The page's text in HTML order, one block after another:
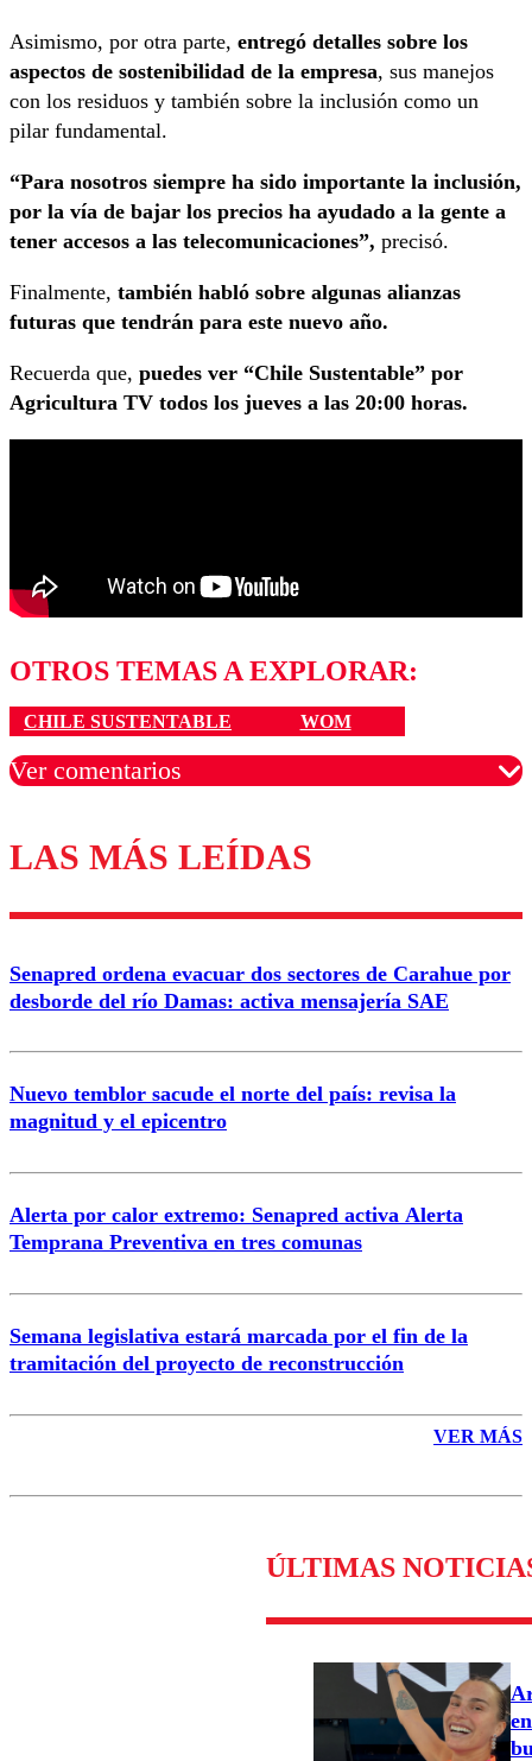
Asimismo, por otra parte, entregó detalles sobre los
aspectos de sostenibilidad de la empresa, sus manejos
con los residuos y también sobre la inclusión como un
pilar fundamental.
“Para nosotros siempre ha sido importante la inclusión,
por la vía de bajar los precios ha ayudado a la gente a
tener accesos a las telecomunicaciones”, precisó.
Finalmente, también habló sobre algunas alianzas
futuras que tendrán para este nuevo año.
Recuerda que, puedes ver “Chile Sustentable” por
Agricultura TV todos los jueves a las 20:00 horas.
OTROS TEMAS A EXPLORAR:
CHILE SUSTENTABLE WOM
Ver comentarios
Los comentarios son moderados para garantizar un
diálogo respetuoso.
Correo
LAS MÁS LEÍDAS
Senapred ordena evacuar dos sectores de Carahue por
desborde del río Damas: activa mensajería SAE
Nuevo temblor sacude el norte del país: revisa la
magnitud y el epicentro
Alerta por calor extremo: Senapred activa Alerta
Temprana Preventiva en tres comunas
Semana legislativa estará marcada por el fin de la
tramitación del proyecto de reconstrucción
VER MÁS
ÚLTIMAS